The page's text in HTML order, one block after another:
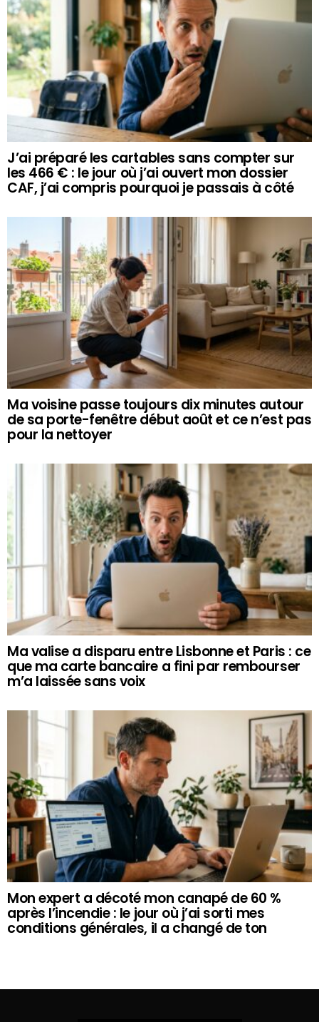
J’ai préparé les cartables sans compter sur
les 466 € : le jour où j’ai ouvert mon dossier
CAF, j’ai compris pourquoi je passais à côté
Ma voisine passe toujours dix minutes autour
de sa porte-fenêtre début août et ce n’est pas
pour la nettoyer
Ma valise a disparu entre Lisbonne et Paris : ce
que ma carte bancaire a fini par rembourser
m’a laissée sans voix
Mon expert a décoté mon canapé de 60 %
après l’incendie : le jour où j’ai sorti mes
conditions générales, il a changé de ton